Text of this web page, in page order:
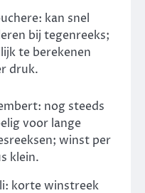
kan snel
bij tegenreeks;
te berekenen
druk.
nog steeds
voor lange
winst per
klein.
korte winstreek